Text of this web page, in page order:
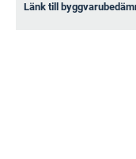
Länk till